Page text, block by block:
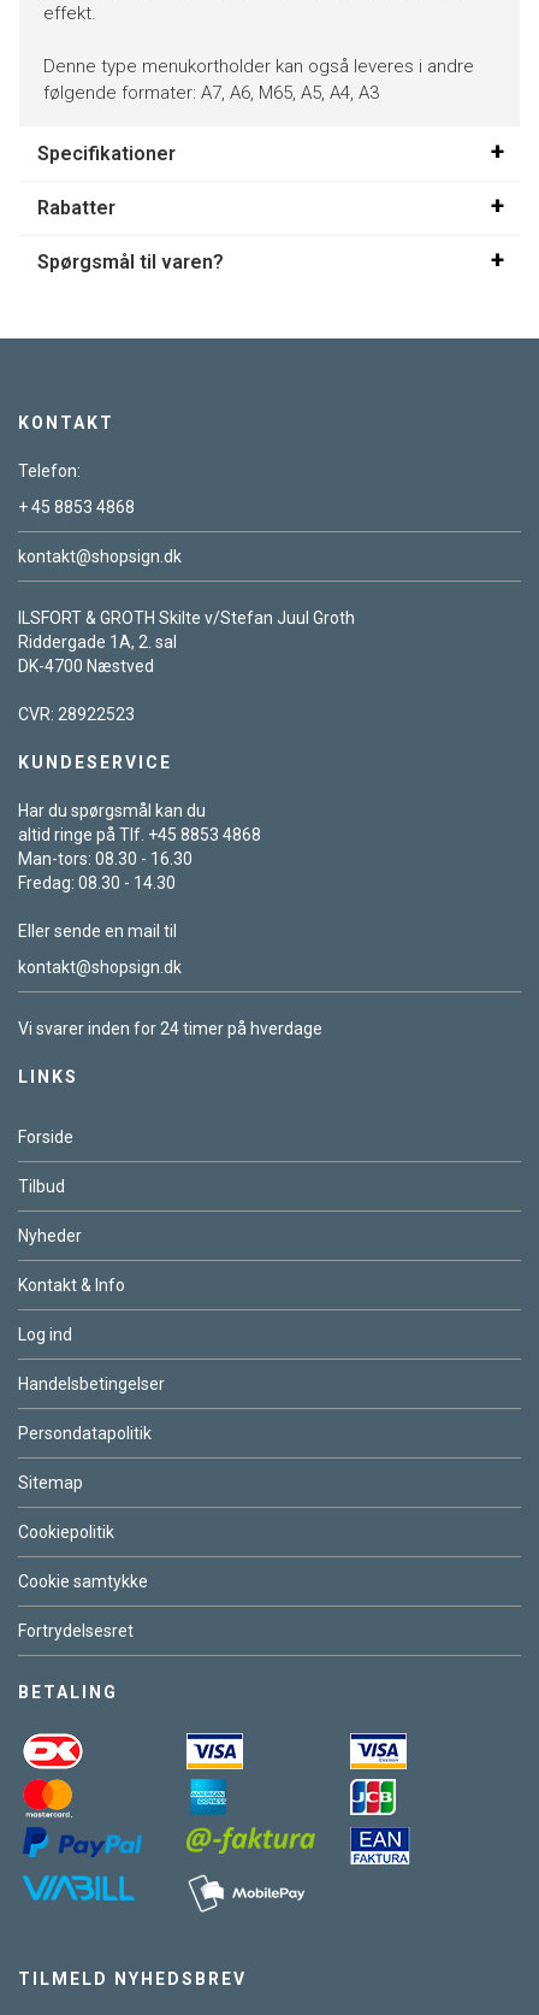
effekt.
Denne type menukortholder kan også leveres i andre
følgende formater: A7, A6, M65, A5, A4, A3
Specifikationer
Rabatter
Spørgsmål til varen?
KONTAKT
Telefon:
+ 45 8853 4868
kontakt@shopsign.dk
ILSFORT & GROTH Skilte v/Stefan Juul Groth
Riddergade 1A, 2. sal
DK-4700 Næstved
CVR: 28922523
KUNDESERVICE
Har du spørgsmål kan du
altid ringe på Tlf. +45 8853 4868
Man-tors: 08.30 - 16.30
Fredag: 08.30 - 14.30
Eller sende en mail til
kontakt@shopsign.dk
Vi svarer inden for 24 timer på hverdage
LINKS
Forside
Tilbud
Nyheder
Kontakt & Info
Log ind
Handelsbetingelser
Persondatapolitik
Sitemap
Cookiepolitik
Cookie samtykke
Fortrydelsesret
BETALING
TILMELD NYHEDSBREV